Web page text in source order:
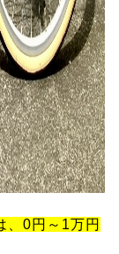
、0円～1万円